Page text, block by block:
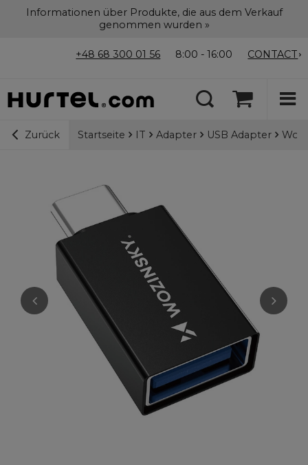
Informationen über Produkte, die aus dem Verkauf
genommen wurden »
+48 68 300 01 56 8:00 - 16:00 CONTACT
Zurück Startseite IT Adapter USB Adapter